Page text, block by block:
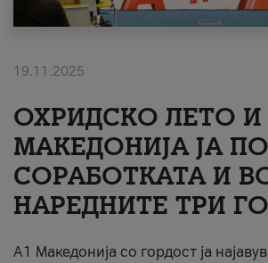
Надополни кредит
#ПодобарОнлајн
19.11.2025
ОХРИДСКО ЛЕТО И
МАКЕДОНИЈА ЈА
СОРАБОТКАТА И
НАРЕДНИТЕ ТРИ
A1 Македонија со гордост ја